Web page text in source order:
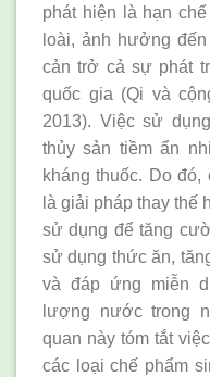
phát hiện là hạn
loài, ảnh hưởng
cản trở cả sự phát
quốc gia (Qi và
2013). Việc sử
thủy sản tiềm ẩn
kháng thuốc. Do
là giải pháp thay thế
sử dụng để tăng
sử dụng thức ăn,
và đáp ứng miễn
lượng nước trong
quan này tóm tắt
các loại chế phẩm